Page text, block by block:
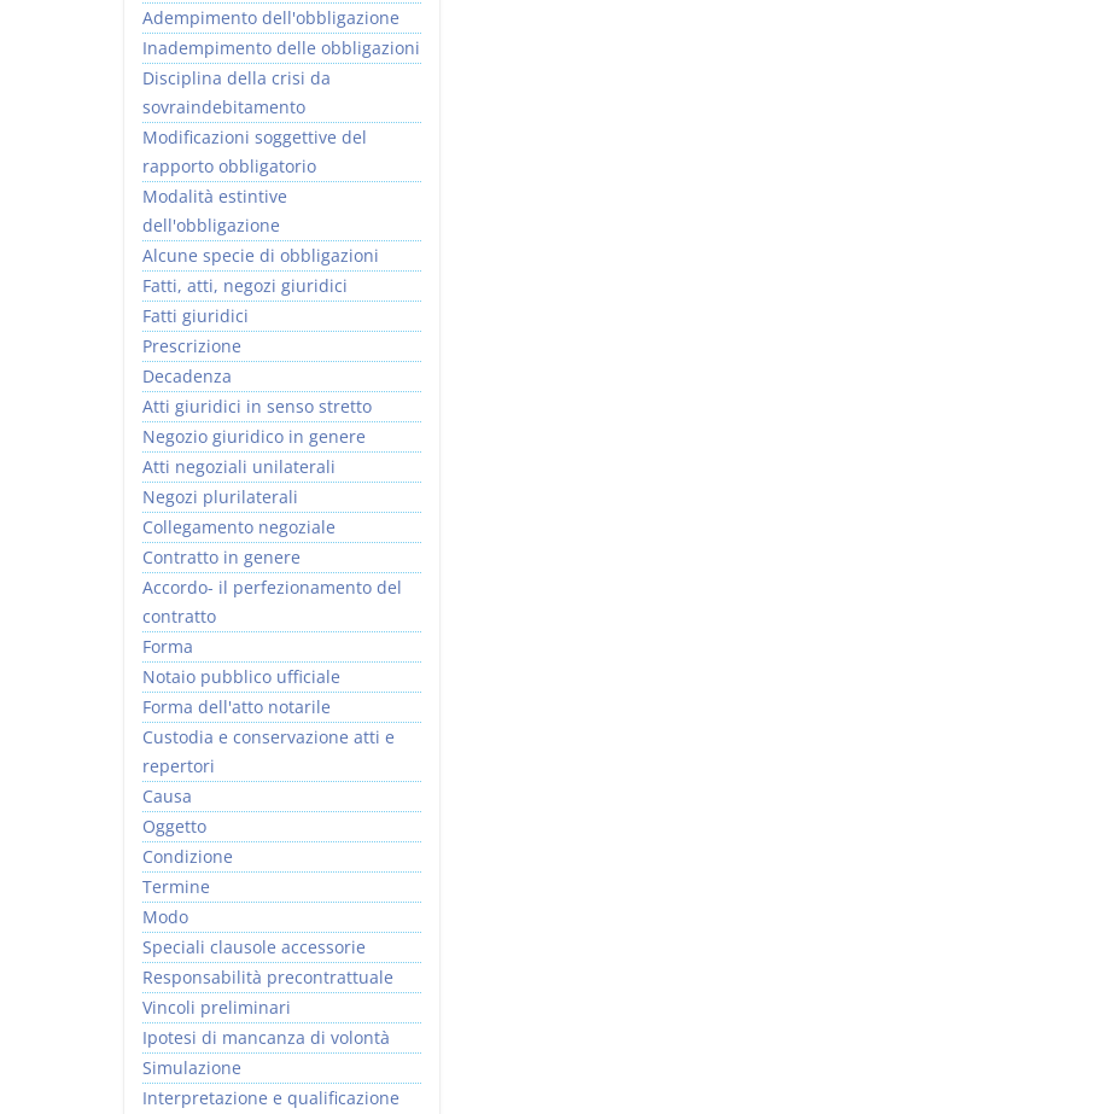
Adempimento dell'obbligazione
Inadempimento delle obbligazioni
Disciplina della crisi da
sovraindebitamento
Modificazioni soggettive del
rapporto obbligatorio
Modalità estintive
dell'obbligazione
Alcune specie di obbligazioni
Fatti, atti, negozi giuridici
Fatti giuridici
Prescrizione
Decadenza
Atti giuridici in senso stretto
Negozio giuridico in genere
Atti negoziali unilaterali
Negozi plurilaterali
Collegamento negoziale
Contratto in genere
Accordo- il perfezionamento del
contratto
Forma
Notaio pubblico ufficiale
Forma dell'atto notarile
Custodia e conservazione atti e
repertori
Causa
Oggetto
Condizione
Termine
Modo
Speciali clausole accessorie
Responsabilità precontrattuale
Vincoli preliminari
Ipotesi di mancanza di volontà
Simulazione
Interpretazione e qualificazione